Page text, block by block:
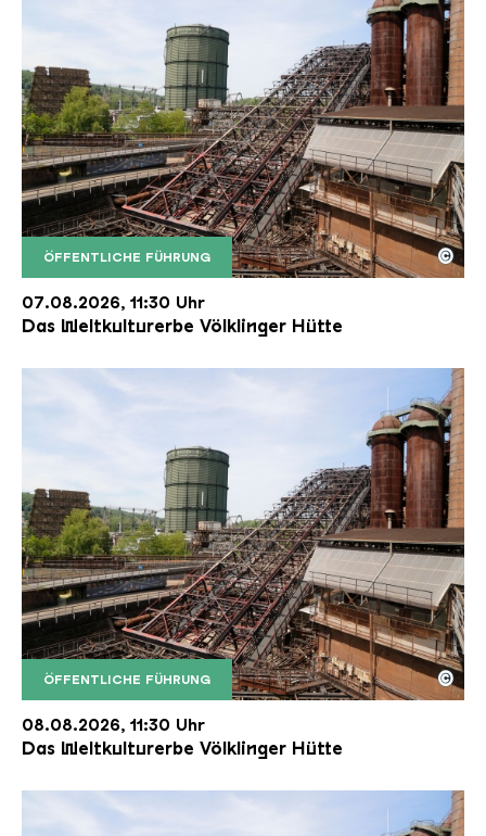
ÖFFENTLICHE FÜHRUNG
Der Erzschrägaufzug der Völklinger Hütte mit
Copyright: Weltkulturerbe Völklinger Hütte | Karl
©
07.08.2026, 11:30 Uhr
Das Weltkulturerbe Völklinger Hütte
ÖFFENTLICHE FÜHRUNG
Der Erzschrägaufzug der Völklinger Hütte mit
Copyright: Weltkulturerbe Völklinger Hütte | Karl
©
08.08.2026, 11:30 Uhr
Das Weltkulturerbe Völklinger Hütte